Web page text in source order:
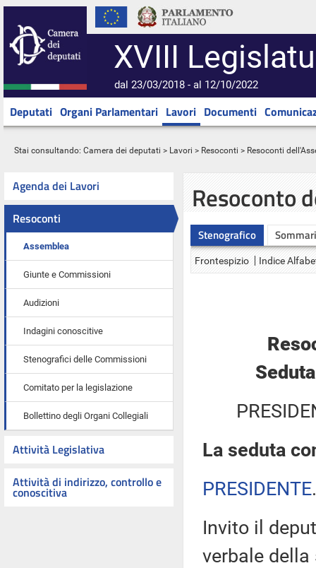
XVIII
dal 23/03/2018 - al 12/10/2022
Deputati Organi Parlamentari Lavori Documenti
Stai consultando: Camera dei deputati > Lavori > Resoconti > Resoconti
Agenda dei Lavori
Resoconti
Assemblea
Giunte e Commissioni
Audizioni
Indagini conoscitive
Stenografici delle Commissioni
Comitato per la legislazione
Bollettino degli Organi Collegiali
Attività Legislativa
Attività di indirizzo, controllo e
conoscitiva
Resoconto
Stenografico
Frontespizio Indice
La seduta
PRESIDENTE
Invito il
verbale della